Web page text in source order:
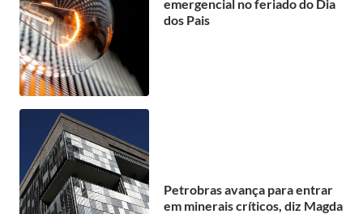
emergencial no feriado do Dia
dos Pais
Petrobras avança para entrar
em minerais críticos, diz Magda